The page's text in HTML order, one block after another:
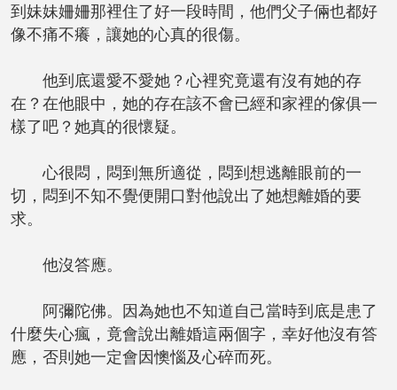
到妹妹姍姍那裡住了好一段時間，他們父子倆也都好
像不痛不癢，讓她的心真的很傷。
他到底還愛不愛她？心裡究竟還有沒有她的存
在？在他眼中，她的存在該不會已經和家裡的傢俱一
樣了吧？她真的很懷疑。
心很悶，悶到無所適從，悶到想逃離眼前的一
切，悶到不知不覺便開口對他說出了她想離婚的要
求。
他沒答應。
阿彌陀佛。因為她也不知道自己當時到底是患了
什麼失心瘋，竟會說出離婚這兩個字，幸好他沒有答
應，否則她一定會因懊惱及心碎而死。